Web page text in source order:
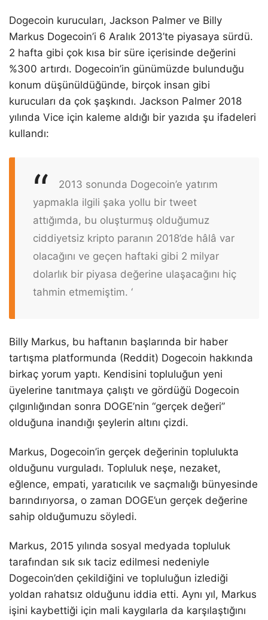
Dogecoin kurucuları, Jackson Palmer ve Billy
Markus Dogecoin’i 6 Aralık 2013’te piyasaya sürdü.
2 hafta gibi çok kısa bir süre içerisinde değerini
%300 artırdı. Dogecoin’in günümüzde bulunduğu
konum düşünüldüğünde, birçok insan gibi
kurucuları da çok şaşkındı. Jackson Palmer 2018
yılında Vice için kaleme aldığı bir yazıda şu ifadeleri
kullandı:
2013 sonunda Dogecoin’e yatırım
yapmakla ilgili şaka yollu bir tweet
attığımda, bu oluşturmuş olduğumuz
ciddiyetsiz kripto paranın 2018’de hâlâ var
olacağını ve geçen haftaki gibi 2 milyar
dolarlık bir piyasa değerine ulaşacağını hiç
tahmin etmemiştim. ‘
Billy Markus, bu haftanın başlarında bir haber
tartışma platformunda (Reddit) Dogecoin hakkında
birkaç yorum yaptı. Kendisini topluluğun yeni
üyelerine tanıtmaya çalıştı ve gördüğü Dogecoin
çılgınlığından sonra DOGE’nin “gerçek değeri”
olduğuna inandığı şeylerin altını çizdi.
Markus, Dogecoin’in gerçek değerinin toplulukta
olduğunu vurguladı. Topluluk neşe, nezaket,
eğlence, empati, yaratıcılık ve saçmalığı bünyesinde
barındırıyorsa, o zaman DOGE’un gerçek değerine
sahip olduğumuzu söyledi.
Markus, 2015 yılında sosyal medyada topluluk
tarafından sık sık taciz edilmesi nedeniyle
Dogecoin’den çekildiğini ve topluluğun izlediği
yoldan rahatsız olduğunu iddia etti. Aynı yıl, Markus
işini kaybettiği için mali kaygılarla da karşılaştığını